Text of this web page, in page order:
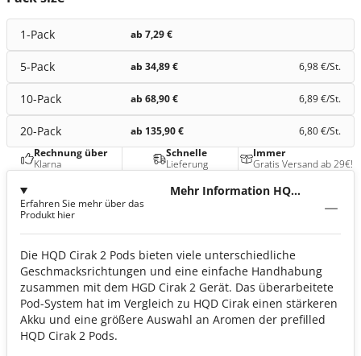
• Kompatibilität:
HQD 2 Cirak Basisgerät
• Geschmacksvielfalt : Über 15 Sorten (z. B. Apple Peach,
Blackberry Ice, Kiwi Maracuja Grape, Lemon Mint, Peach Ice,
Dragon Strawberry)
• E-Liquid-Zusammensetzung:PG/VG-Verhältnis 50/50
1-Pack ab 7,29 €
5-Pack ab 34,89 € 6,98 €/St.
10-Pack ab 68,90 € 6,89 €/St.
20-Pack ab 135,90 € 6,80 €/St.
Rechnung über
Klarna
Schnelle
Lieferung
Immer
Gratis Versand ab 29€!
Mehr Information HQD
Erfahren Sie mehr über das
Produkt hier
Die HQD Cirak 2 Pods bieten viele unterschiedliche
Geschmacksrichtungen und eine einfache Handhabung
zusammen mit dem HGD Cirak 2 Gerät. Das überarbeitete
Pod-System hat im Vergleich zu HQD Cirak einen stärkeren
Akku und eine größere Auswahl an Aromen der prefilled
HQD Cirak 2 Pods.